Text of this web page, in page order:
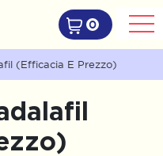
0
(efficacia E Prezzo)